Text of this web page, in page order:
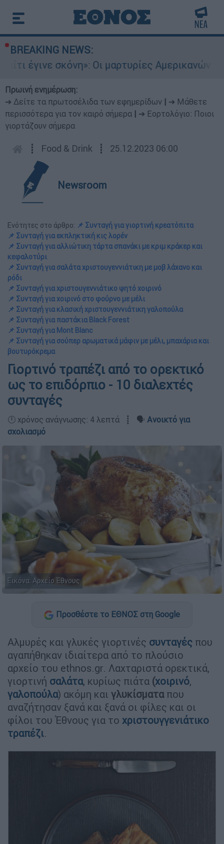
BREAKING NEWS:
Οι μαρτυρίες Αμερικανών που έχασαν τα
Πρωινή ενημέρωση:
➔ Δείτε τα πρωτοσέλιδα των εφημερίδων
➔ Μάθετε
περισσότερα για τον καιρό σήμερα
➔ Εορτολόγιο: Ποιοι
γιορτάζουν σήμερα
┋ Food & Drink ┋ 25.12.2023 06:00
Newsroom
Ενότητες στο άρθρο: 📌 Συνταγή για γιορτινή κρεατόπιτα
📌 Συνταγή για εκπληκτική κις λορέν
📌 Συνταγή για αλλιώτικη τάρτα σπανάκι με κριμ κράκερ και
κεφαλοτύρι
📌 Συνταγή για σαλάτα χριστουγεννιάτικη με μοβ λάχανο και
ρόδι
📌 Συνταγή για χριστουγεννιάτικο ψητό χοιρινό
📌 Συνταγή για χοιρινό στο φούρνο με μέλι
📌 Συνταγή για κλασική χριστουγεννιάτικη γαλοπούλα
📌 Συνταγή για παστάκια Black Forest
📌 Συνταγή για Mont Blanc
📌 Συνταγή για σούπερ αρωματικά μάφιν με μέλι, μπαχάρια και
βουτυρόκρεμα
Γιορτινό τραπέζι από το ορεκτικό
ως το επιδόρπιο - 10 διαλεχτές
συνταγές
🕛 χρόνος ανάγνωσης: 4 λεπτά ┋ 🗣️ Ανοικτό για
σχολιασμό
Εικόνα: Αρχείο Έθνους
Προσθέστε το ΕΘΝΟΣ στη Google
Αλμυρές και γλυκές γιορτινές συνταγές που
αγαπήθηκαν ιδιαίτερα από το πλούσιο
αρχείο του ethnos.gr. Λαχταριστά ορεκτικά,
γιορτινή σαλάτα, κυρίως πιάτα (χοιρινό,
γαλοπούλα) ακόμη και γλυκίσματαπου
αναζήτησαν ξανά και ξανά οι φίλες και οι
φίλοι του Έθνους για το χριστουγγενιάτικο
τραπέζι.